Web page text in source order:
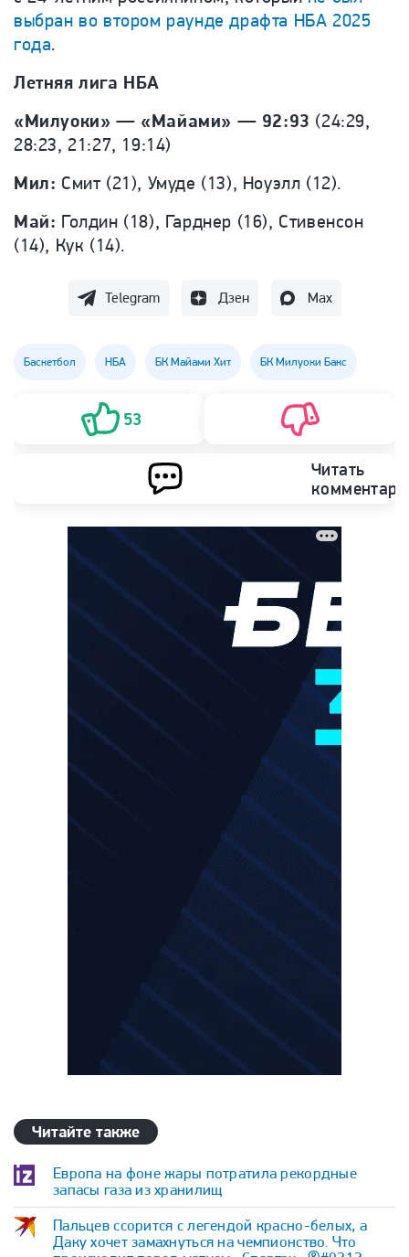
выбран во втором раунде драфта НБА 2025
года.
Летняя лига НБА
«Милуоки» — «Майами» — 92:93 (24:29,
28:23, 21:27, 19:14)
Мил: Смит (21), Умуде (13), Ноуэлл (12).
Май: Голдин (18), Гарднер (16), Стивенсон
(14), Кук (14).
Telegram Дзен Max
Баскетбол НБА БК Майами Хит БК Милуоки Бакс
53
Читать
Читайте также
Европа на фоне жары потратила рекордные
запасы газа из хранилищ
Пальцев ссорится с легендой красно-белых, а
Даку хочет замахнуться на чемпионство. Что